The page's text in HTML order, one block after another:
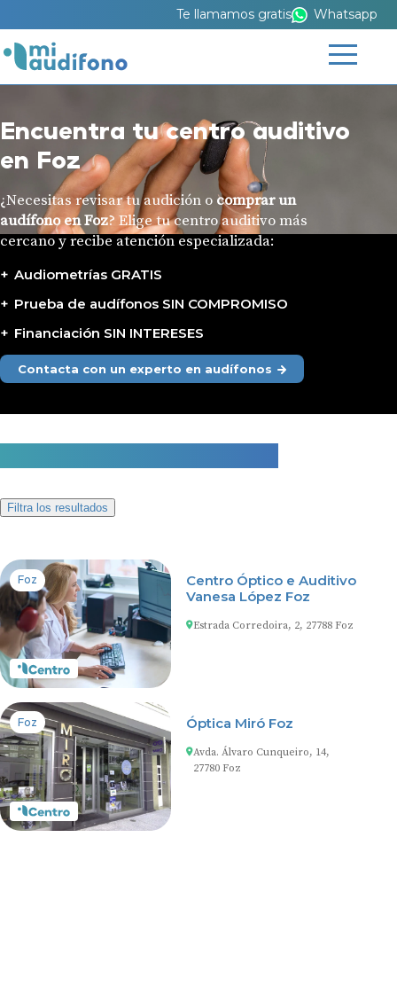
Te llamamos gratis Whatsapp
Encuentra tu centro auditivo
en Foz
¿Necesitas revisar tu audición o comprar un
audífono en Foz? Elige tu centro auditivo más
cercano y recibe atención especializada:
Audiometrías GRATIS
Prueba de audífonos SIN COMPROMISO
Financiación SIN INTERESES
Contacta con un experto en audífonos
2 centros auditivos en Foz
Filtra los resultados
Foz
Centro Óptico e Auditivo
Vanesa López Foz
Estrada Corredoira, 2, 27788 Foz
Foz Óptica Miró Foz
Avda. Álvaro Cunqueiro, 14,
27780 Foz